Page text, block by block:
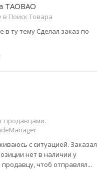
TAOBAO
в Поиск Товара
в ту тему Сделал заказ по
продавцами.
с ситуацией. Заказал
нет в наличии у
чтоб отправлял...